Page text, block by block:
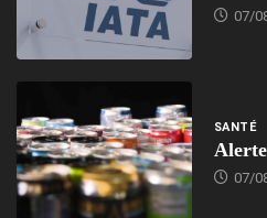
07/
SANTÉ
07/